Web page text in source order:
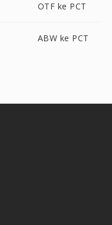
OTF ke PCT
ABW ke PCT